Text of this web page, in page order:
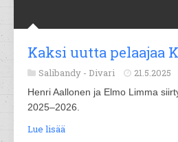
Kaksi uutta pelaajaa
Salibandy - Divari 21.5.2025
Henri Aallonen ja Elmo Limma
2025–2026.
Lue lisää